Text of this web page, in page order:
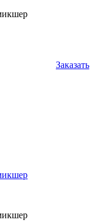
Заказать